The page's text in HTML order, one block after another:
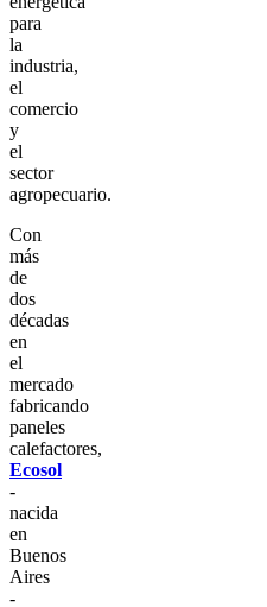
para
la
industria,
el
comercio
y
el
sector
agropecuario.
Con
más
de
dos
décadas
en
el
mercado
fabricando
paneles
calefactores,
Ecosol
-
nacida
en
Buenos
Aires
-